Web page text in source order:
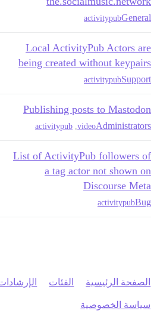
General
activitypub
Local ActivityPub Actors are
being created without keypairs
Support
activitypub
Publishing posts to Mastodon
Administrators
video
activitypub
List of ActivityPub followers of
a tag actor not shown on
Discourse Meta
Bug
activitypub
الصفحة الرئيسية الفئات
سياسة الخصوصية